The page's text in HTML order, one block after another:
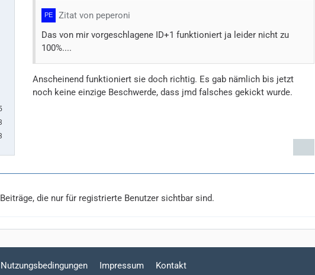
Zitat von peperoni
Das von mir vorgeschlagene ID+1 funktioniert ja leider nicht zu
100%....
Anscheinend funktioniert sie doch richtig. Es gab nämlich bis jetzt
noch keine einzige Beschwerde, dass jmd falsches gekickt wurde.
die nur für registrierte Benutzer sichtbar sind.
Nutzungsbedingungen Impressum Kontakt